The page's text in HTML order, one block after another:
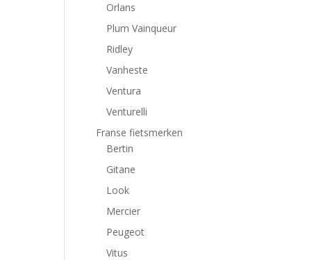
Orlans
Plum Vainqueur
Ridley
Vanheste
Ventura
Venturelli
Franse fietsmerken
Bertin
Gitane
Look
Mercier
Peugeot
Vitus